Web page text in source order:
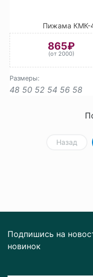
Пижама КМК-
865₽
(от 2000)
Размеры:
48 50 52 54 56 58
Назад
Подпишись на
новинок